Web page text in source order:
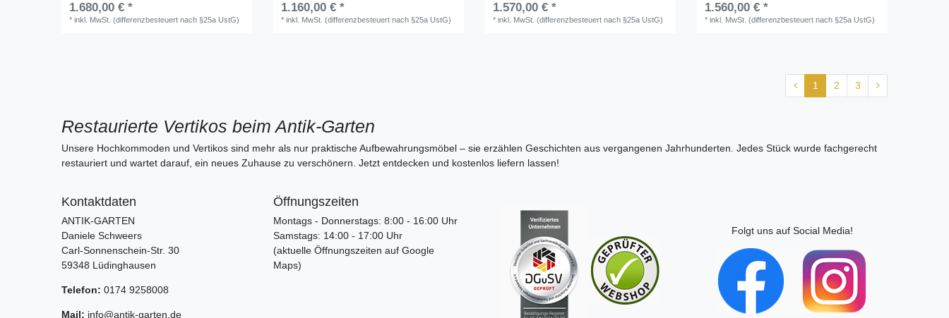
1.680,00 € *
*inkl. MwSt. (differenzbesteuert nach §25a UstG)
1.160,00 € *
*inkl. MwSt. (differenzbesteuert nach §25a UstG)
1.570,00 € *
*inkl. MwSt. (differenzbesteuert nach §25a UstG)
1.560,00 € *
*inkl. MwSt. (differenzbesteuert nach §25a UstG)
1 2 3
Restaurierte Vertikos beim Antik-Garten
Unsere Hochkommoden und Vertikos sind mehr als nur praktische Aufbewahrungsmöbel – sie erzählen Geschichten aus vergangenen Jahrhunderten. Jedes Stück wurde fachgerecht
restauriert und wartet darauf, ein neues Zuhause zu verschönern. Jetzt entdecken und kostenlos liefern lassen!
Kontaktdaten
ANTIK-GARTEN
Daniele Schweers
Carl-Sonnenschein-Str. 30
59348 Lüdinghausen
Telefon: 0174 9258008
Mail: info@antik-garten.de
Öffnungszeiten
Montags - Donnerstags: 8:00 - 16:00 Uhr
Samstags: 14:00 - 17:00 Uhr
(aktuelle Öffnungszeiten auf Google
Maps)
Folgt uns auf Social Media!